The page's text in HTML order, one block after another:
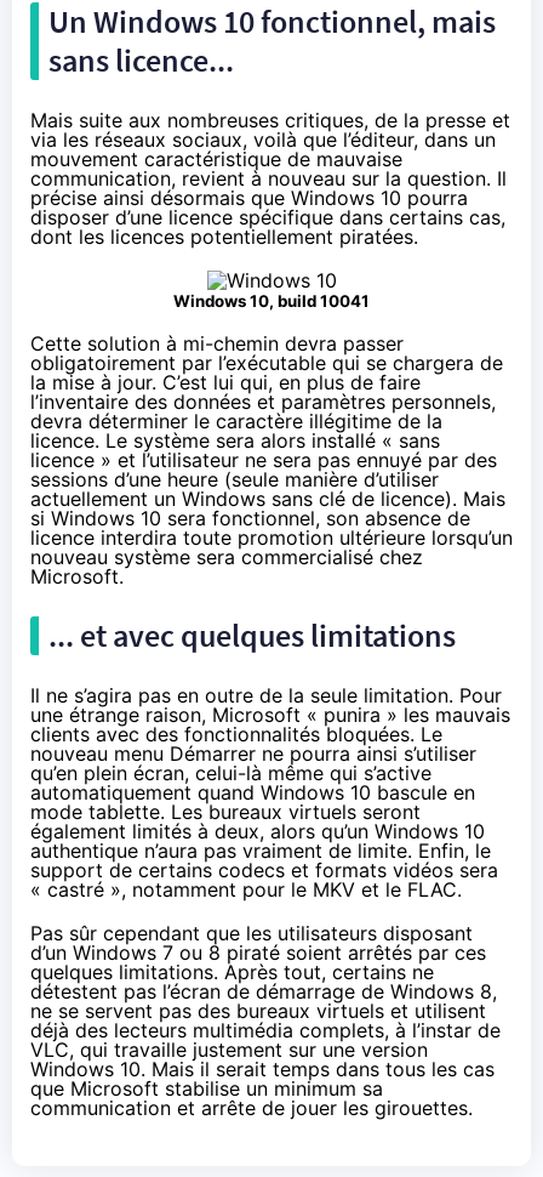
Un Windows 10fonctionnel, mais
sans licence...
Mais suite aux nombreuses critiques, de la presse et
via les réseaux sociaux, voilà que l’éditeur, dans un
mouvement caractéristique de mauvaise
communication, revient à nouveau sur la question. Il
précise ainsi désormais que Windows 10 pourra
disposer d’une licence spécifique dans certains cas,
dont les licences potentiellement piratées.
Windows 10, build 10041
Cette solution à mi-chemin devra passer
obligatoirement par l’exécutable qui se chargera de
la mise à jour. C’est lui qui, en plus de faire
l’inventaire des données et paramètres personnels,
devra déterminer le caractère illégitime de la
licence. Le système sera alors installé « sans
licence » et l’utilisateur ne sera pas ennuyé par des
sessions d’une heure (seule manière d’utiliser
actuellement un Windows sans clé de licence). Mais
si Windows 10 sera fonctionnel, son absence de
licence interdira toute promotion ultérieure lorsqu’un
nouveau système sera commercialisé chez
Microsoft.
... et avec quelques limitations
Il ne s’agira pas en outre de la seule limitation. Pour
une étrange raison, Microsoft « punira » les mauvais
clients avec des fonctionnalités bloquées. Le
nouveau menu Démarrer ne pourra ainsi s’utiliser
qu’en plein écran, celui-là même qui s’active
automatiquement quand Windows 10 bascule en
mode tablette. Les bureaux virtuels seront
également limités à deux, alors qu’un Windows 10
authentique n’aura pas vraiment de limite. Enfin, le
support de certains codecs et formats vidéos sera
« castré », notamment pour le MKV et le FLAC.
Pas sûr cependant que les utilisateurs disposant
d’un Windows 7 ou 8 piraté soient arrêtés par ces
quelques limitations. Après tout, certains ne
détestent pas l’écran de démarrage de Windows 8,
ne se servent pas des bureaux virtuels et utilisent
déjà des lecteurs multimédia complets, à l’instar de
VLC, qui travaille justement sur une version
Windows 10. Mais il serait temps dans tous les cas
que Microsoft stabilise un minimum sa
communication et arrête de jouer les girouettes.